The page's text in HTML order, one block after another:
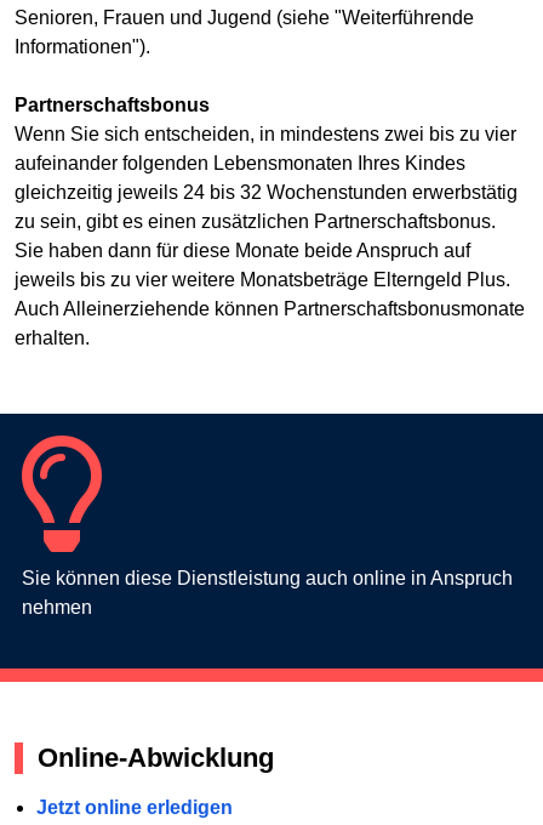
Senioren, Frauen und Jugend (siehe "Weiterführende
Informationen").
Partnerschaftsbonus
Wenn Sie sich entscheiden, in mindestens zwei bis zu vier
aufeinander folgenden Lebensmonaten Ihres Kindes
gleichzeitig jeweils 24 bis 32 Wochenstunden erwerbstätig
zu sein, gibt es einen zusätzlichen Partnerschaftsbonus.
Sie haben dann für diese Monate beide Anspruch auf
jeweils bis zu vier weitere Monatsbeträge Elterngeld Plus.
Auch Alleinerziehende können Partnerschaftsbonusmonate
erhalten.
Sie können diese Dienstleistung auch online in Anspruch
nehmen
Online-Abwicklung
Jetzt online erledigen